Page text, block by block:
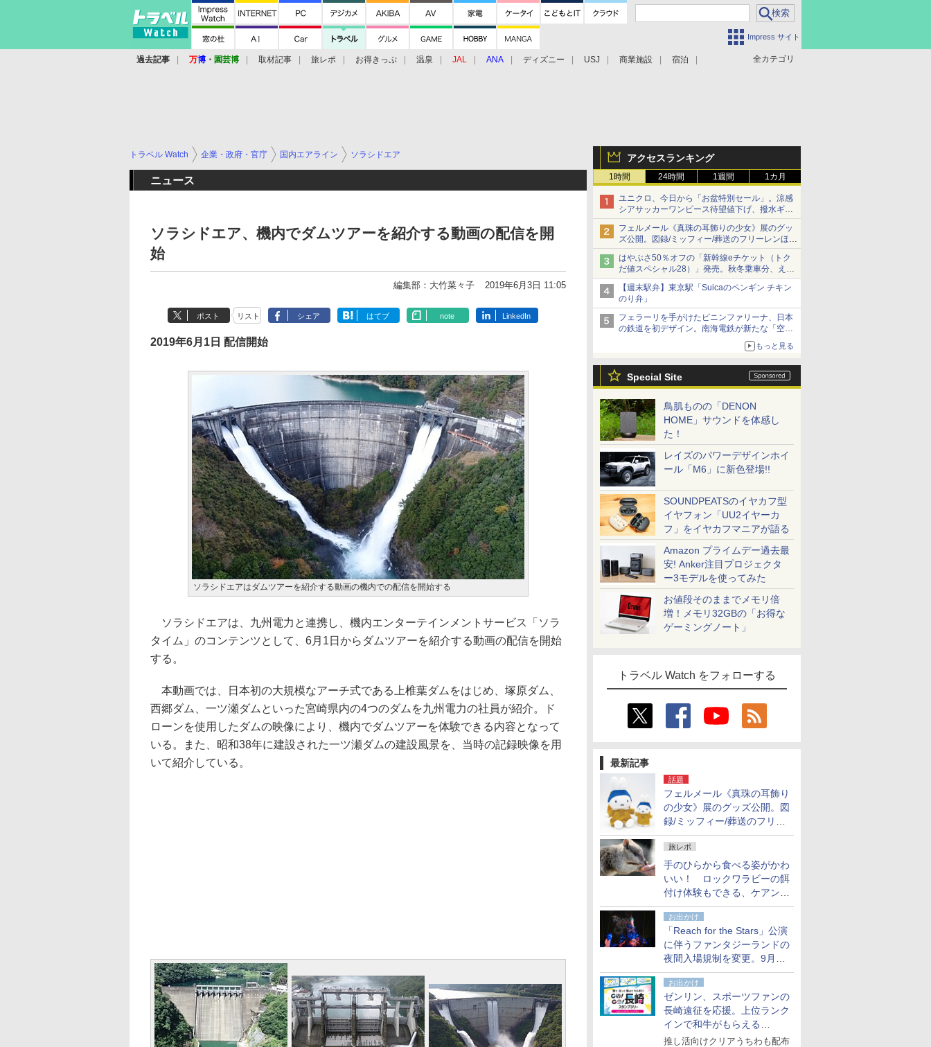
Impress サイト
全カテゴリ
過去記事 万博 ・ 園芸博 取材記事 旅レポ お得きっぷ 温泉 JAL ANA ディズニー USJ 商業施設 宿泊
アクセスランキング
1時間 24時間 1週間 1カ月
ユニクロ、今日から「お盆特別セール」。涼感
シアサッカーワンピース待望値下げ、撥水ギア
ショーツは1990円に
フェルメール《真珠の耳飾りの少女》展のグッ
ズ公開。図録/ミッフィー/葬送のフリーレンほ
か、注目ブランドコラボが実現
はやぶさ50％オフの「新幹線eチケット（トク
だ値スペシャル28）」発売。秋冬乗車分、えき
ねっと限定
【週末駅弁】東京駅「Suicaのペンギン チキン
のり弁」
フェラーリを手がけたピニンファリーナ、日本
の鉄道を初デザイン。南海電鉄が新たな「空港
もっと見る
Special Site
鳥肌ものの「DENON
HOME」サウンドを体感し
た！
レイズのパワーデザインホイ
ール「M6」に新色登場!!
SOUNDPEATSのイヤカフ型
イヤフォン「UU2イヤーカ
フ」をイヤカフマニアが語る
Amazon プライムデー過去最
安! Anker注目プロジェクタ
ー3モデルを使ってみた
お値段そのままでメモリ倍
増！メモリ32GBの「お得な
ゲーミングノート」
トラベル Watch をフォローする
最新記事
話題
フェルメール《真珠の耳飾り
の少女》展のグッズ公開。図
録/ミッフィー/葬送のフリー
レンほか、注目ブランドコラ
ボが実現
旅レポ
手のひらから食べる姿がかわ
いい！ ロックワラビーの餌
付け体験もできる、ケアンズ
でアサートン高原の日本語ガ
イド付きツアーに参加してみ
た
お出かけ
「Reach for the Stars」公演
に伴うファンタジーランドの
夜間入場規制を変更。9月か
ら18時50分～20時ごろに
お出かけ
ゼンリン、スポーツファンの
長崎遠征を応援。上位ランク
インで和牛がもらえる
「GO！GO！長崎スタンプラ
推し活向けクリアうちわも配布
トラベル Watch 企業・政府・官庁 国内エアライン ソラシドエア
ニュース
ソラシドエア、機内でダムツアーを紹介する動画の配信を開
始
編集部：大竹菜々子 2019年6月3日 11:05
ポスト リスト シェア はてブ note LinkedIn
2019年6月1日 配信開始
ソラシドエアはダムツアーを紹介する動画の機内での配信を開始する
ソラシドエアは、九州電力と連携し、機内エンターテインメントサービス「ソラ
タイム」のコンテンツとして、6月1日からダムツアーを紹介する動画の配信を開始
する。
本動画では、日本初の大規模なアーチ式である上椎葉ダムをはじめ、塚原ダム、
西郷ダム、一ツ瀬ダムといった宮崎県内の4つのダムを九州電力の社員が紹介。ド
ローンを使用したダムの映像により、機内でダムツアーを体験できる内容となって
いる。また、昭和38年に建設された一ツ瀬ダムの建設風景を、当時の記録映像を用
いて紹介している。